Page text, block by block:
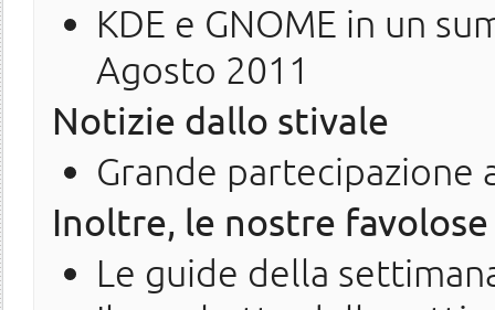
KDE e GNOME in un
Agosto 2011
Notizie dallo stivale
Grande partecipazione
Inoltre, le nostre
Le guide della